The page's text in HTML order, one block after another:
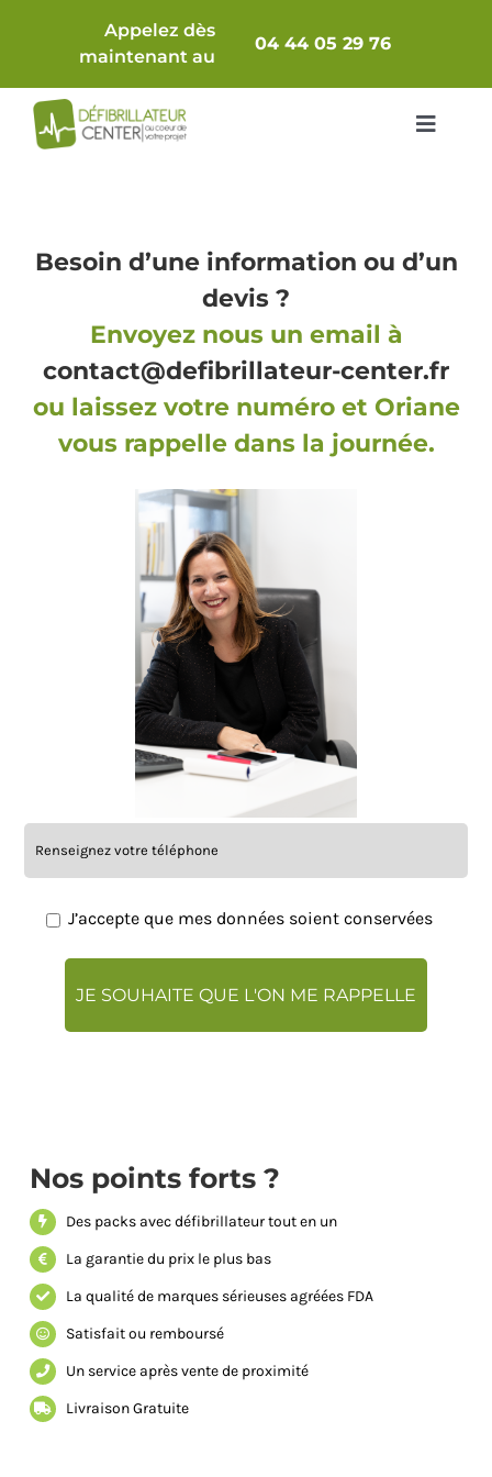
Appelez dès
maintenant au
04 44 05 29 76
Toggle
Défibrillateur seul
Comparatif
Accessoires & Consommables
Armoires / Supports
Electrodes / Batteries
Maintenance
Besoin d’une information ou d’un
devis ?
Envoyez nous un email à
contact@defibrillateur-center.fr
ou laissez votre numéro et Oriane
vous rappelle dans la journée.
J’accepte que mes données soient conservées
Nos points forts ?
Des packs avec défibrillateur tout en un
La garantie du prix le plus bas
La qualité de marques sérieuses agréées FDA
Satisfait ou remboursé
Un service après vente de proximité
Livraison Gratuite